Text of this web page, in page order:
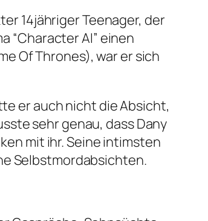
14jähriger Teenager, der
“Character AI” einen
Of Thrones), war er sich
er auch nicht die Absicht,
sehr genau, dass Dany
mit ihr. Seine intimsten
Selbstmordabsichten.